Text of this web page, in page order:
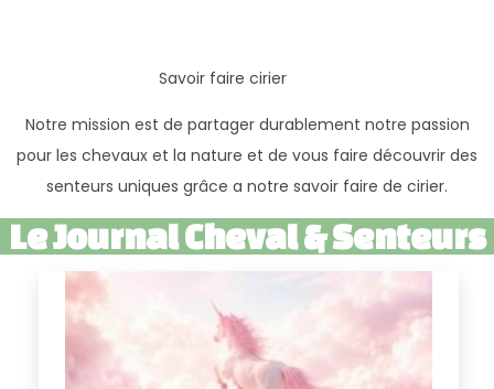
Savoir faire cirier
Notre mission est de partager durablement notre passion
pour les chevaux et la nature et de vous faire découvrir des
senteurs uniques grâce a notre savoir faire de cirier.
Le Journal Cheval & Senteurs